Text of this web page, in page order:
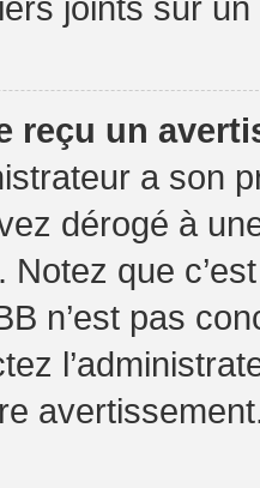
reçu un
a son
dérogé à
que
n’est pas